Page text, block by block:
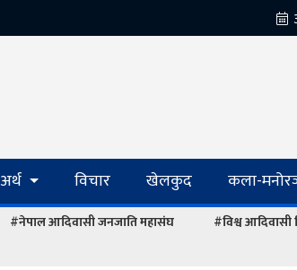
अर्थ विचार खेलकुद कला-
#नेपाल आदिवासी जनजाति महासंघ
#विश्व आदिवासी